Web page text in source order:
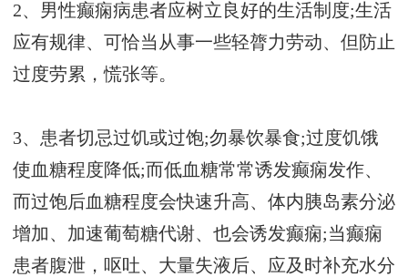
2、男性癫痫病患者应树立良好的生活制度;生活
应有规律、可恰当从事一些轻膂力劳动、但防止
过度劳累，慌张等。
3、患者切忌过饥或过饱;勿暴饮暴食;过度饥饿
使血糖程度降低;而低血糖常常诱发癫痫发作、
而过饱后血糖程度会快速升高、体内胰岛素分泌
增加、加速葡萄糖代谢、也会诱发癫痫;当癫痫
患者腹泄，呕吐、大量失液后、应及时补充水分